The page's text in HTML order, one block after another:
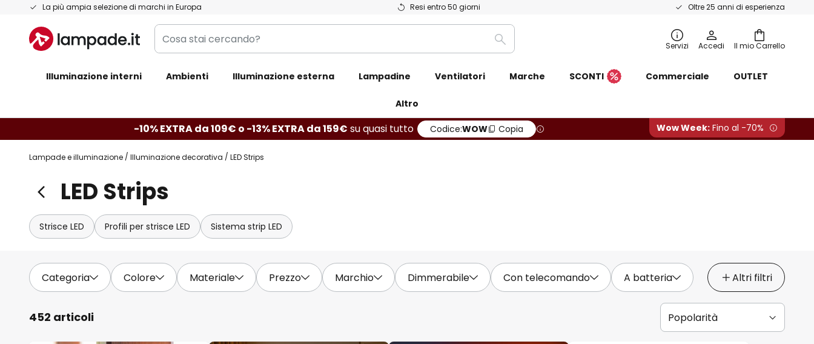
La più ampia selezione di marchi in Europa Resi entro 50 giorni Oltre 25 anni di esperienza
Salta
contenuto
Il mio Carrello
Cosa
stai
Ricerca Servizi Accedi
Illuminazione interni Ambienti Illuminazione esterna Lampadine Ventilatori Marche SCONTI Commerciale OUTLET
Altro
-10% EXTRA da 109€ o -13% EXTRA da 159€ su quasi tutto Codice:WOW Copia Wow Week: Fino al -70%
Lampade e illuminazione Illuminazione decorativa LED Strips
LED Strips
Strisce LED Profili per strisce LED Sistema strip LED
Categoria Colore Materiale Prezzo Marchio Dimmerabile Con telecomando A batteria Altri filtri
452 articoli